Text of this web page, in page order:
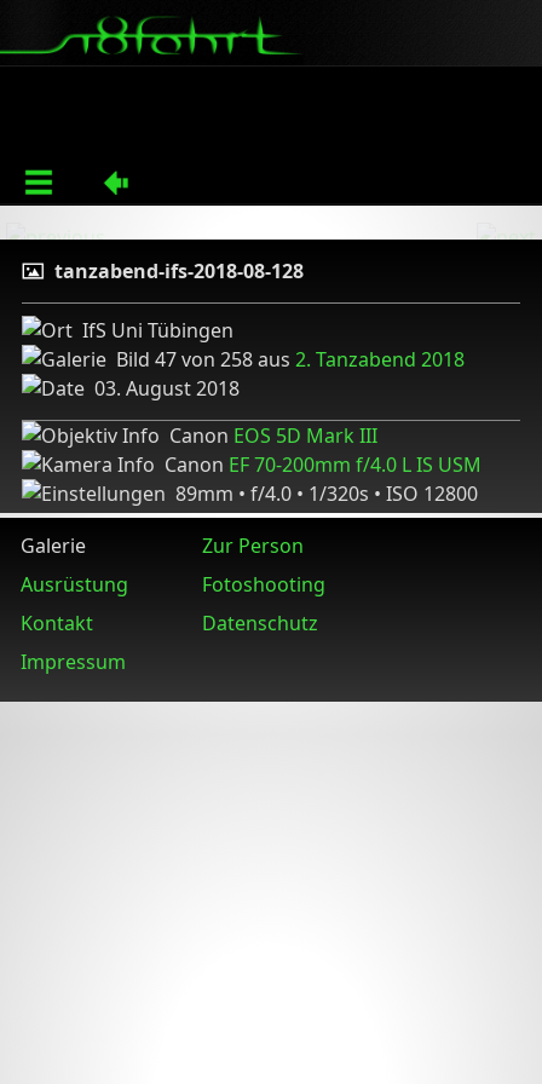
tanzabend-ifs-2018-08-128
IfS Uni Tübingen
Bild 47 von 258 aus 2. Tanzabend 2018
03. August 2018
Canon EOS 5D Mark III
Canon EF 70-200mm f/4.0 L IS USM
89mm • f/4.0 • 1/320s • ISO 12800
Galerie
Zur Person
Ausrüstung
Fotoshooting
Kontakt
Datenschutz
Impressum